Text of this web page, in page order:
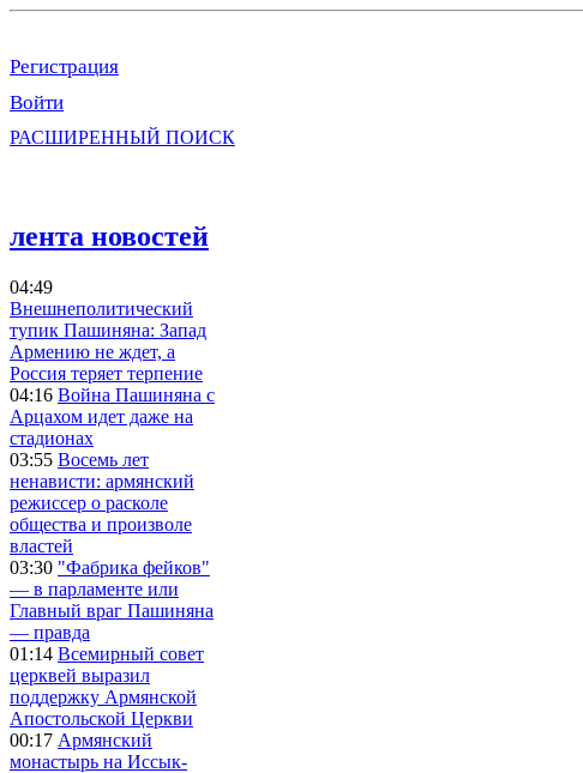
Регистрация
Войти
РАСШИРЕННЫЙ ПОИСК
лента новостей
04:49
Внешнеполитический
тупик Пашиняна: Запад
Армению не ждет, а
Россия теряет терпение
04:16 Война Пашиняна с
Арцахом идет даже на
стадионах
03:55 Восемь лет
ненависти: армянский
режиссер о расколе
общества и произволе
властей
03:30 "Фабрика фейков"
— в парламенте или
Главный враг Пашиняна
— правда
01:14 Всемирный совет
церквей выразил
поддержку Армянской
Апостольской Церкви
00:17 Армянский
монастырь на Иссык-